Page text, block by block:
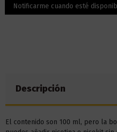
Descripción
El contenido son 100 ml, pero la